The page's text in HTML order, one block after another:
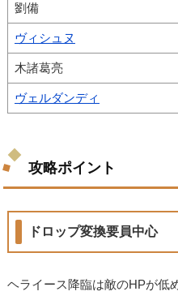
劉備
ヴィシュヌ
木諸葛亮
ヴェルダンディ
攻略ポイント
ドロップ変換要員中心
ヘライース降臨は敵のHPが低